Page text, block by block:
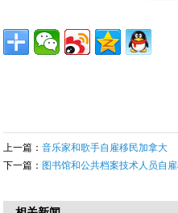
上一篇：音乐家和歌手自雇移民加拿大
下一篇： 图书馆和公共档案技术人员自